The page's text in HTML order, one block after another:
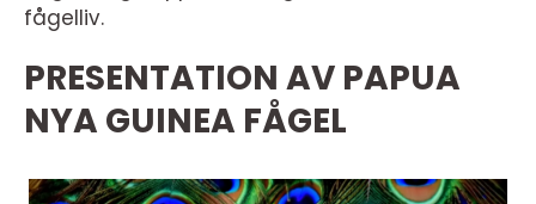
fågelliv.
PRESENTATION AV PAPUA
NYA GUINEA FÅGEL